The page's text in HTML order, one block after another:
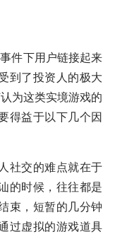
件下用户链接起来
到了投资人的极大
为这类实境游戏的
得益于以下几个因
社交的难点就在于
的时候，往往都是
束，短暂的几分钟
过虚拟的游戏道具